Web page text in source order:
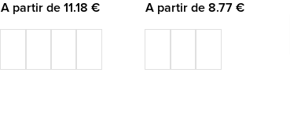
A partir de 11.18 €
A partir de 8.77 €